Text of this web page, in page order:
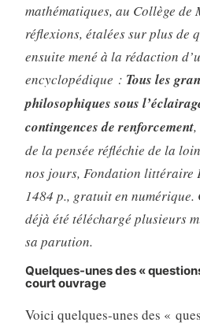
mathématiques, au Collège de
réflexions, étalées sur plus de
ensuite mené à la rédaction
encyclopédique : Tous les
philosophiques sous
contingences de renforcement,
de la pensée réfléchie de la
nos jours, Fondation littéraire
1484 p., gratuit en
déjà été téléchargé plusieurs
sa parution.
Quelques-unes des «
court ouvrage
Voici quelques-unes des «